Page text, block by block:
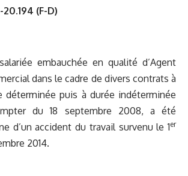
20.194 (F-D)
embauchée en qualité d’Agent
dans le cadre de divers contrats à
déterminée puis à durée indéterminée
du 18 septembre 2008, a été
d’un accident du travail survenu le 1er
2014.